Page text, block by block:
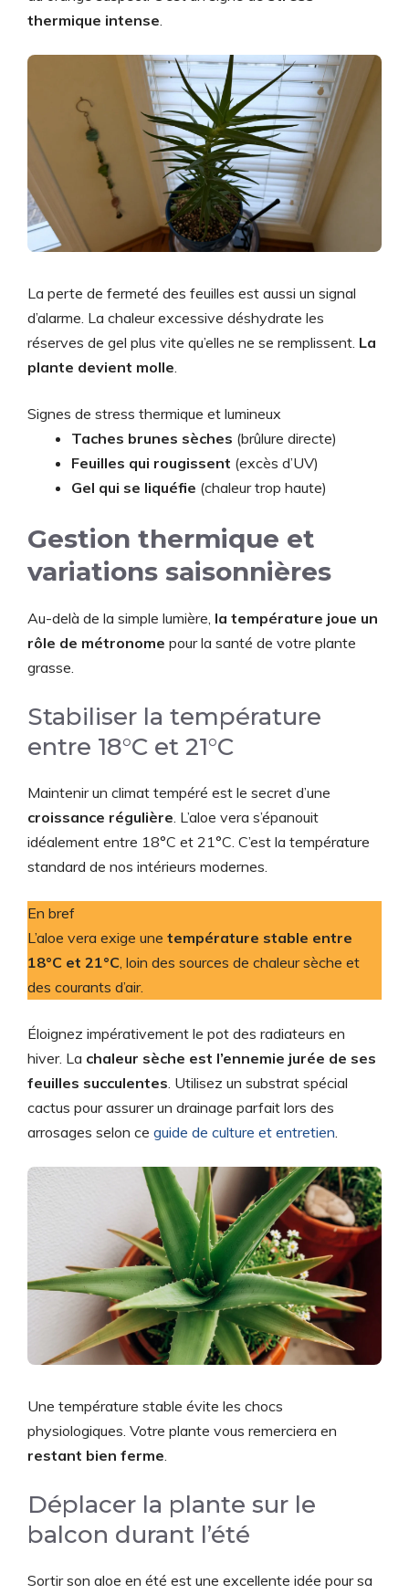
thermique intense
La perte de fermeté des feuilles est aussi un signal
d’alarme. La chaleur excessive déshydrate les
réserves de gel plus vite qu’elles ne se remplissent. La
plante devient molle.
Signes de stress thermique et lumineux
Taches brunes sèches (brûlure directe)
Feuilles qui rougissent (excès d’UV)
Gel qui se liquéfie (chaleur trop haute)
Gestion thermique et
variations saisonnières
Au-delà de la simple lumière, la température joue un
rôle de métronome pour la santé de votre plante
grasse.
Stabiliser la température
entre 18°C et 21°C
Maintenir un climat tempéré est le secret d’une
croissance régulière. L’aloe vera s’épanouit
idéalement entre 18°C et 21°C. C’est la température
standard de nos intérieurs modernes.
En bref
L’aloe vera exige une température stable entre
18°C et 21°C, loin des sources de chaleur sèche et
des courants d’air.
Éloignez impérativement le pot des radiateurs en
hiver. La chaleur sèche est l’ennemie jurée de ses
feuilles succulentes. Utilisez un substrat spécial
cactus pour assurer un drainage parfait lors des
arrosages selon ce guide de culture et entretien.
Une température stable évite les chocs
physiologiques. Votre plante vous remerciera en
restant bien ferme
Déplacer la plante sur le
balcon durant l’été
Sortir son aloe en été est une excellente idée pour sa